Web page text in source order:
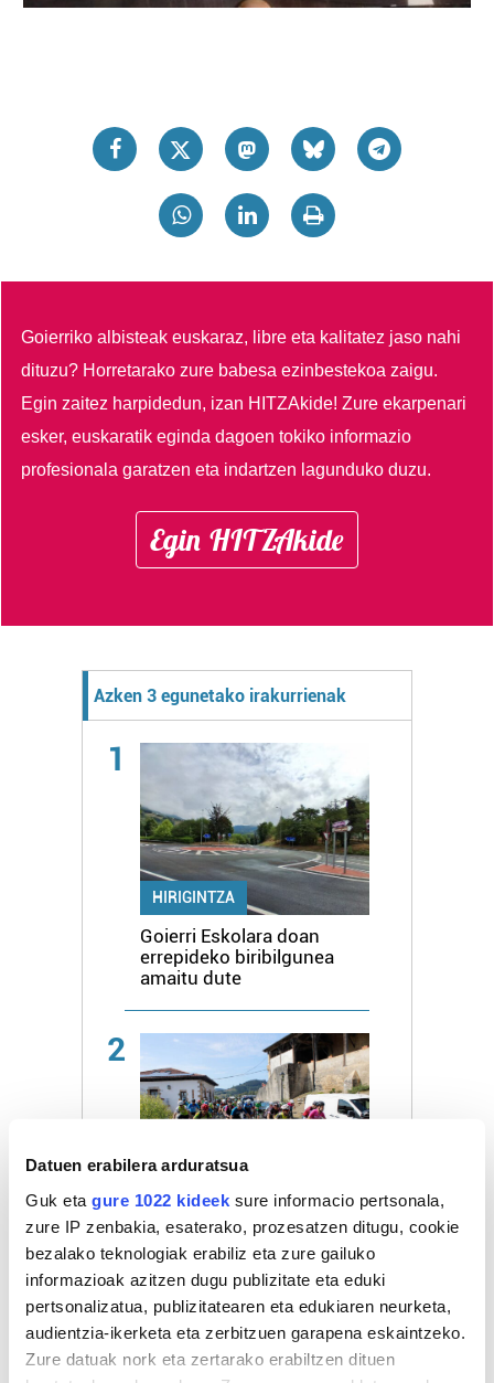
Datuen erabilera arduratsua
Guk eta gure 1022 kideek sure informacio pertsonala,
zure IP zenbakia, esaterako, prozesatzen ditugu, cookie
bezalako teknologiak erabiliz eta zure gailuko
informazioak azitzen dugu publizitate eta eduki
pertsonalizatua, publizitatearen eta edukiaren neurketa,
audientzia-ikerketa eta zerbitzuen garapena eskaintzeko.
Zure datuak nork eta zertarako erabiltzen dituen
Goierriko albisteak euskaraz, libre eta kalitatez jaso nahi
dituzu? Horretarako zure babesa ezinbestekoa zaigu.
Egin zaitez harpidedun, izan HITZAkide!Zure ekarpenari
esker, euskaratik eginda dagoen tokiko informazio
profesionala garatzen eta indartzen lagunduko duzu.
Egin HITZAkide
Azken 3 egunetako irakurrienak
1
HIRIGINTZA
Goierri Eskolara doan
errepideko biribilgunea
amaitu dute
2
KIROLA
Itsasoko mendi bizikleta
ibilaldia abuztuaren 29an
egingo dute
3